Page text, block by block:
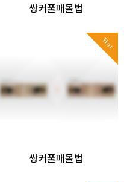
쌍커풀매몰법
Hot
쌍커풀매몰법